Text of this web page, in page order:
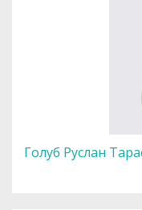
Голуб Руслан